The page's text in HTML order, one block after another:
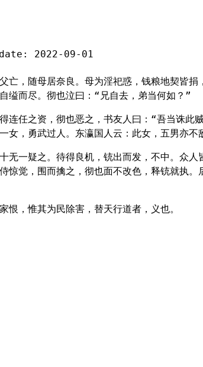
2022-09-01
亡，随母居奈良。母为淫祀惑，钱粮地契皆捐
缢而尽。彻也泣曰：“兄自去，弟当何如？”
连任之资，彻也恶之，书友人曰：“吾当诛此
，勇武过人。东瀛国人云：此女，五男亦不
无一疑之。待得良机，铳出而发，不中。众人
惊觉，围而擒之，彻也面不改色，释铳就执。
，惟其为民除害，替天行道者，义也。